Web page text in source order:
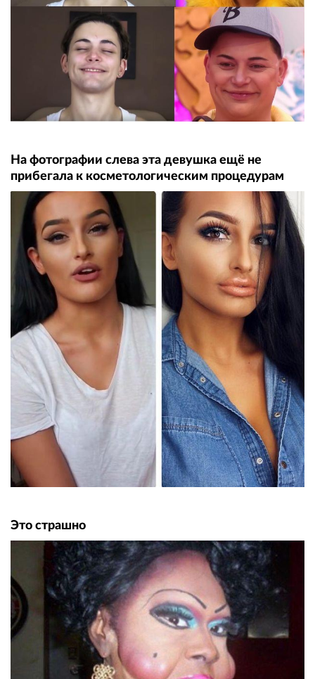
На фотографии слева эта дeвyшкa ещё не
прибегала к косметологическим процедурам
Это страшно